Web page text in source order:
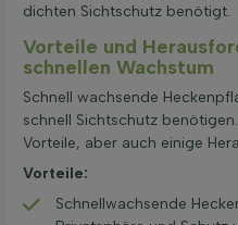
dichten Sichtschutz benötigt.
Vorteile und
schnellen Wachstum
Schnell wachsende
schnell Sichtschutz
Vorteile, aber auch einige
Vorteile:
Schnellwachsende